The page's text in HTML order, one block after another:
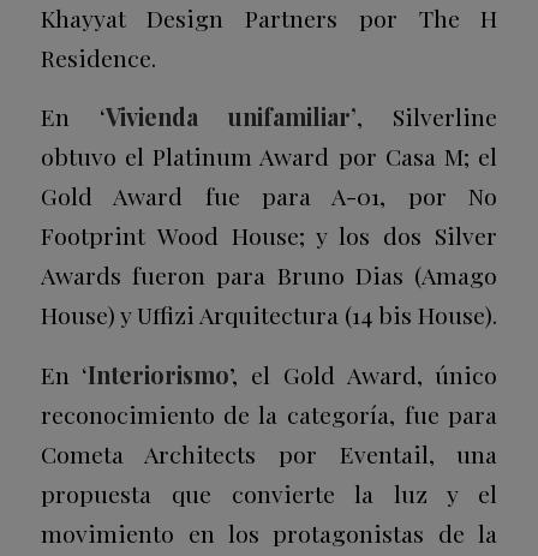
Khayyat Design Partners por The H
Residence.
En ‘Vivienda unifamiliar’, Silverline
obtuvo elPlatinum Award por Casa M; el
Gold Award fue para A-01, porNo
Footprint Wood House; y los dos Silver
Awards fueron para Bruno Dias (Amago
House) y Uffizi Arquitectura (14 bis House).
En ‘Interiorismo’, el Gold Award, único
reconocimiento de la categoría, fue para
Cometa Architects por Eventail, una
propuesta que convierte la luz y el
movimiento en los protagonistas de la